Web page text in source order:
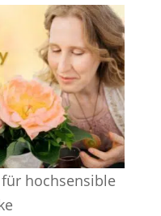
hochsensible